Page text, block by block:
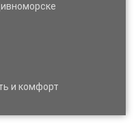
и комфорт